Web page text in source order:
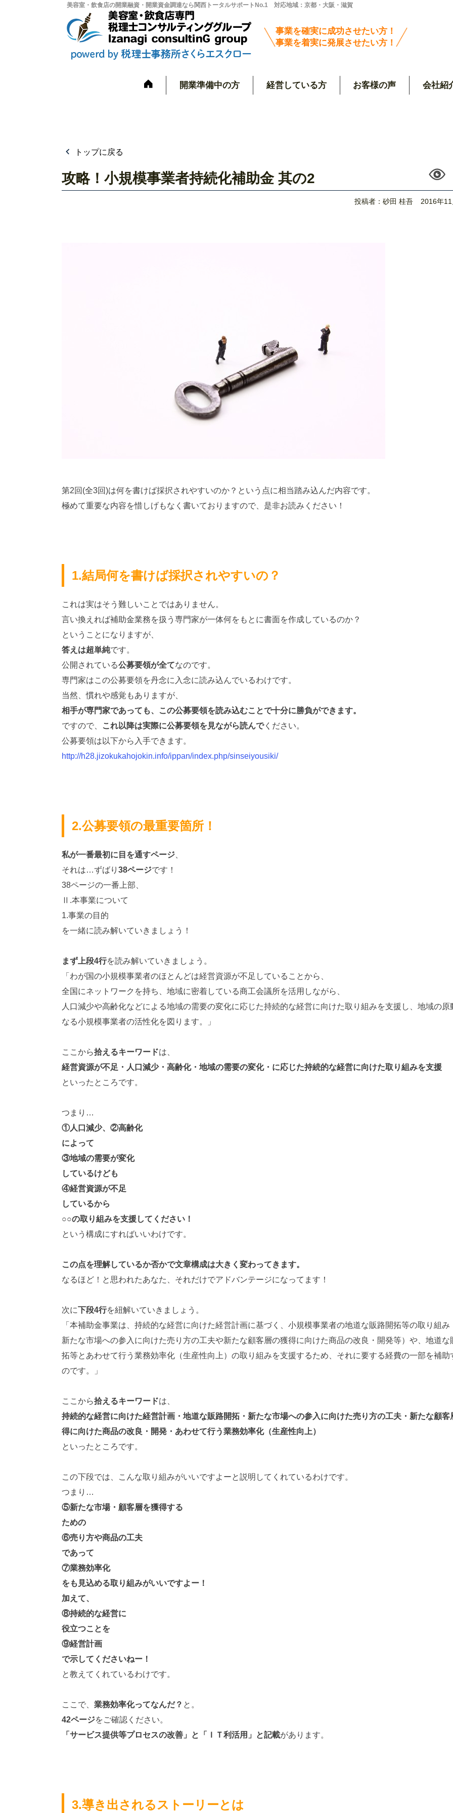
美容室・飲食店の開業融資・開業資金調達なら関西トータルサポートNo.1 対応地域：京都・大阪・滋賀
事業を確実に成功させたい方！
事業を着実に発展させたい方！
開業準備中の方 経営している方 お客様の声 会社紹
トップに戻る
攻略！小規模事業者持続化補助金 其の2
投稿者：砂田 桂吾 2016年
第2回(全3回)は何を書けば採択されやすいのか？という点に相当踏み込んだ内容です。
極めて重要な内容を惜しげもなく書いておりますので、是非お読みください！
1.結局何を書けば採択されやすいの？
これは実はそう難しいことではありません。
言い換えれば補助金業務を扱う専門家が一体何をもとに書面を作成しているのか？
ということになりますが、
答えは超単純です。
公開されている公募要領が全てなのです。
専門家はこの公募要領を丹念に入念に読み込んでいるわけです。
当然、慣れや感覚もありますが、
相手が専門家であっても、この公募要領を読み込むことで十分に勝負ができます。
ですので、
これ以降は実際に公募要領を見ながら読んでください。
公募要領は以下から入手できます。
http://h28.jizokukahojokin.info/ippan/index.php/sinseiyousiki/
2.公募要領の最重要箇所！
私が一番最初に目を通すページ
それは…ずばり 38ページです！
38ページの一番上部、
Ⅱ.本事業について
1.事業の目的
を一緒に読み解いていきましょう！
まず上段4行を読み解いていきましょう。
「わが国の小規模事業者のほとんどは経営資源が不足していることから、
全国にネットワークを持ち、地域に密着している商工会議所を活用しながら、
人口減少や高齢化などによる地域の需要の変化に応じた持続的な経営に向けた取り組みを支援し、地域の原
なる小規模事業者の活性化を図ります。」
ここから拾えるキーワードは、
経営資源が不足・人口減少・高齢化・地域の需要の変化・に応じた持続的な経営に向けた取り組みを支援
といったところです。
つまり…
①人口減少、②高齢化
によって
③地域の需要が変化
しているけども
④経営資源が不足
しているから
○○の取り組みを支援してください！
という構成にすればいいわけです。
この点を理解しているか否かで文章構成は大きく変わってきます。
なるほど！と思われたあなた、それだけでアドバンテージになってます！
次に下段4行を紐解いていきましょう。
「本補助金事業は、持続的な経営に向けた経営計画に基づく、小規模事業者の地道な販路開拓等の取り組み
新たな市場への参入に向けた売り方の工夫や新たな顧客層の獲得に向けた商品の改良・開発等）や、地道な
拓等とあわせて行う業務効率化（生産性向上）の取り組みを支援するため、それに要する経費の一部を補助
のです。」
ここから拾えるキーワードは、
持続的な経営に向けた経営計画・地道な販路開拓・新たな市場への参入に向けた売り方の工夫 ・新たな顧客
得に向けた商品の改良・開発・あわせて行う業務効率化（生産性向上）
といったところです。
この下段では、こんな取り組みがいいですよーと説明してくれているわけです。
つまり…
⑤新たな市場・顧客層を獲得する
ための
⑥売り方や商品の工夫
であって
⑦業務効率化
をも見込める取り組みがいいですよー！
加えて、
⑧持続的な経営に
役立つことを
⑨経営計画
で示してくださいねー！
と教えてくれているわけです。
ここで、 業務効率化ってなんだ？ と。
42ページをご確認ください。
「サービス提供等プロセスの改善」と「ＩＴ利活用」と記載があります。
3.導き出されるストーリーとは